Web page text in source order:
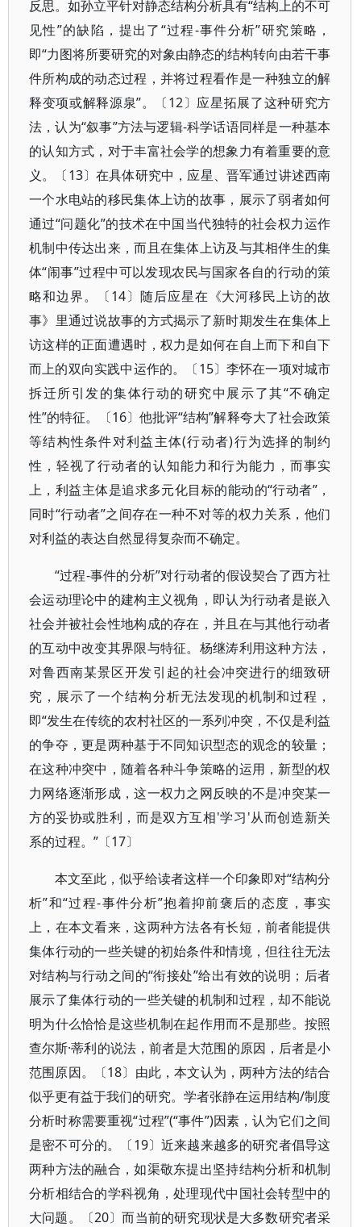
反思。如孙立平针对静态结构分析具有“结构上的不可
见性”的缺陷，提出了“过程-事件分析”研究策略，
即“力图将所要研究的对象由静态的结构转向由若干事
件所构成的动态过程，并将过程看作是一种独立的解
释变项或解释源泉”。〔12〕应星拓展了这种研究方
法，认为“叙事”方法与逻辑-科学话语同样是一种基本
的认知方式，对于丰富社会学的想象力有着重要的意
义。〔13〕在具体研究中，应星、晋军通过讲述西南
一个水电站的移民集体上访的故事，展示了弱者如何
通过“问题化”的技术在中国当代独特的社会权力运作
机制中传达出来，而且在集体上访及与其相伴生的集
体“闹事”过程中可以发现农民与国家各自的行动的策
略和边界。〔14〕随后应星在《大河移民上访的故
事》里通过说故事的方式揭示了新时期发生在集体上
访这样的正面遭遇时，权力是如何在自上而下和自下
而上的双向实践中运作的。〔15〕李怀在一项对城市
拆迁所引发的集体行动的研究中展示了其“不确定
性”的特征。〔16〕他批评“结构”解释夸大了社会政策
等结构性条件对利益主体(行动者)行为选择的制约
性，轻视了行动者的认知能力和行为能力，而事实
上，利益主体是追求多元化目标的能动的“行动者”，
同时“行动者”之间存在一种不对等的权力关系，他们
对利益的表达自然显得复杂而不确定。
“过程-事件的分析”对行动者的假设契合了西方社
会运动理论中的建构主义视角，即认为行动者是嵌入
社会并被社会性地构成的存在，并且在与其他行动者
的互动中改变其界限与特征。杨继涛利用这种方法，
对鲁西南某景区开发引起的社会冲突进行的细致研
究，展示了一个结构分析无法发现的机制和过程，
即“发生在传统的农村社区的一系列冲突，不仅是利益
的争夺，更是两种基于不同知识型态的观念的较量；
在这种冲突中，随着各种斗争策略的运用，新型的权
力网络逐渐形成，这一权力之网反映的不是冲突某一
方的妥协或胜利，而是双方互相'学习'从而创造新关
系的过程。”〔17〕
本文至此，似乎给读者这样一个印象即对“结构分
析”和“过程-事件分析”抱着抑前褒后的态度，事实
上，在本文看来，这两种方法各有长短，前者能提供
集体行动的一些关键的初始条件和情境，但往往无法
对结构与行动之间的“衔接处”给出有效的说明；后者
展示了集体行动的一些关键的机制和过程，却不能说
明为什么恰恰是这些机制在起作用而不是那些。按照
查尔斯·蒂利的说法，前者是大范围的原因，后者是小
范围原因。〔18〕由此，本文认为，两种方法的结合
似乎更有益于我们的研究。学者张静在运用结构/制度
分析时称需要重视“过程”(“事件”)因素，认为它们之间
是密不可分的。〔19〕近来越来越多的研究者倡导这
两种方法的融合，如渠敬东提出坚持结构分析和机制
分析相结合的学科视角，处理现代中国社会转型中的
大问题。〔20〕而当前的研究现状是大多数研究者采